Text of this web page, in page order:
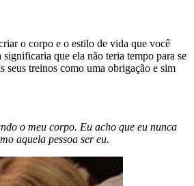
o corpo e o estilo de vida que você
que ela não teria tempo para se
seus treinos como uma obrigação e sim
o meu corpo. Eu acho que eu nunca
aquela pessoa ser eu.